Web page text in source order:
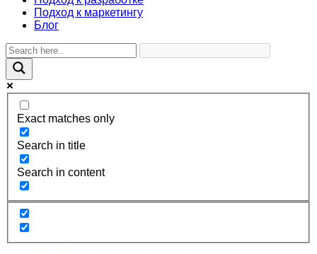
Подход к маркетингу
Блог
Exact matches only
Search in title
Search in content